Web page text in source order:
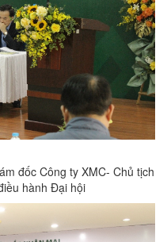
đốc Công ty XMC- Chủ tịch
hành Đại hội